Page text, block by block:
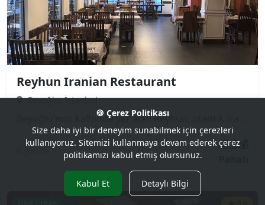
Reyhun Iranian Restaurant
Beyoğlu, İstanbul
💰💰💰
🍪 Çerez Politikası
Size daha iyi bir deneyim sunabilmek için çerezleri
kullanıyoruz. Sitemizi kullanmaya devam ederek çerez
politikamızı kabul etmiş olursunuz.
Kabul Et Detaylı Bilgi